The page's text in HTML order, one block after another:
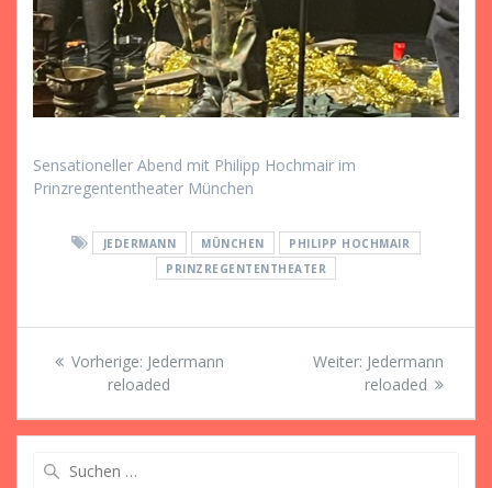
Sensationeller Abend mit Philipp Hochmair im
Prinzregententheater München
JEDERMANN MÜNCHEN
PHILIPP HOCHMAIR
PRINZREGENTENTHEATER
Beitragsnavigation
Vorherige: Vorheriger
Beitrag:
Jedermann
reloaded
Weiter: Nächster
Beitrag:
Jedermann
reloaded